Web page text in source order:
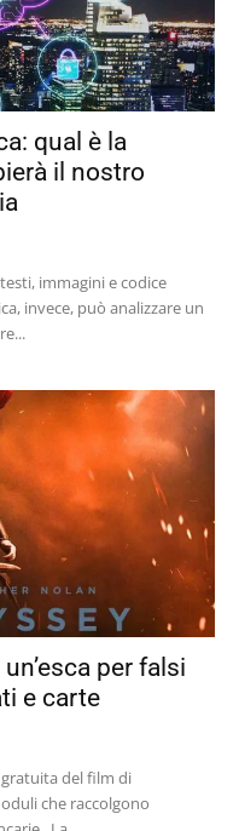
qual è la
il nostro
immagini e codice
invece, può analizzare un
per falsi
e carte
del film di
che raccolgono